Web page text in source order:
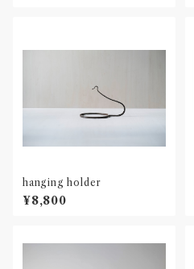
hanging holder
¥8,800